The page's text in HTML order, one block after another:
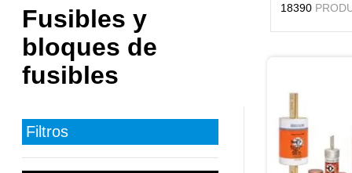
Fusibles y
bloques de
fusibles
Filtros
18390
compression latches
electronics